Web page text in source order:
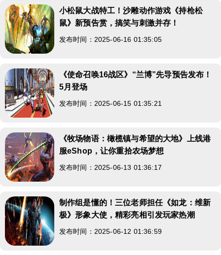
小松鼠大战特工！沙雕动作游戏《持枪松
鼠》新预告赏，搞笑与刺激并存！
发布时间：2025-06-16 01:35:05
《使命召唤16战区》“兰博”先导预告发布！
5月登场
发布时间：2025-06-15 01:35:21
《牧场物语：橄榄镇与希望的大地》上线港
服eShop，让你重拾农场梦想
发布时间：2025-06-13 01:36:17
制作组是懂的！三位老师担任《如龙：维新
极》形象大使，精彩亮相引发玩家热潮
发布时间：2025-06-12 01:36:59